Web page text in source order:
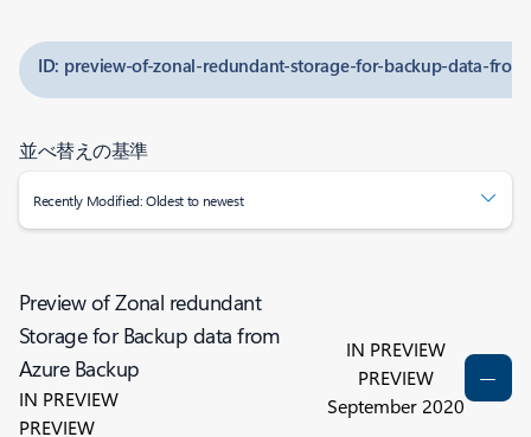
ID: preview-of-zonal-redundant-storage-for-backup-data-
並べ替えの基準
Recently Modified: Oldest to newest
Preview of Zonal redundant
Storage for Backup data from
Azure Backup
IN PREVIEW
PREVIEW
IN PREVIEW
PREVIEW
September 2020